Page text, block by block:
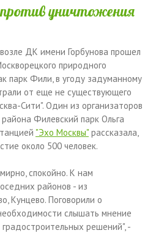
уничтожения
ДК имени Горбунова прошел
природного
парк Фили, в угоду задуманному
от еще не существующего
Сити". Один из организаторов
Филевский парк Ольга
"Эхо Москвы" рассказала,
около 500 человек.
спокойно. К нам
районов - из
Кунцево. Поговорили о
слышать мнение
решений", -